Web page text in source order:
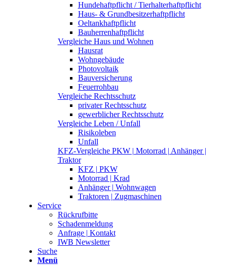
Hundehaftpflicht / Tierhalterhaftpflicht
Haus- & Grundbesitzerhaftpflicht
Oeltankhaftpflicht
Bauherrenhaftpflicht
Vergleiche Haus und Wohnen
Hausrat
Wohngebäude
Photovoltaik
Bauversicherung
Feuerrohbau
Vergleiche Rechtsschutz
privater Rechtsschutz
gewerblicher Rechtsschutz
Vergleiche Leben / Unfall
Risikoleben
Unfall
KFZ-Vergleiche PKW | Motorrad | Anhänger |
Traktor
KFZ | PKW
Motorrad | Krad
Anhänger | Wohnwagen
Traktoren | Zugmaschinen
Service
Rückrufbitte
Schadenmeldung
Anfrage | Kontakt
IWB Newsletter
Suche
Menü